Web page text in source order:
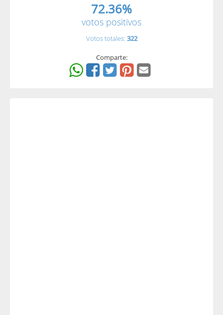
72.36%
votos positivos
Votos totales: 322
Comparte: